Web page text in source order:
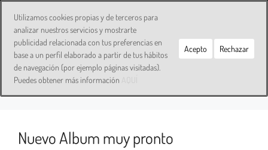
tenerife
Nuevo Album muy pronto
Utilizamos cookies propias y de terceros para
analizar nuestros servicios y mostrarte
publicidad relacionada con tus preferencias en
base a un perfil elaborado a partir de tus hábitos
de navegación (por ejemplo páginas visitadas).
Puedes obtener más información
Acepto Rechazar